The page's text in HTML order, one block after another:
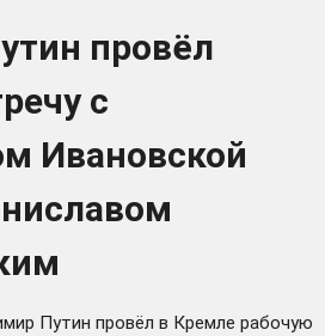
провёл
с
Ивановской
Путин провёл в Кремле рабочую